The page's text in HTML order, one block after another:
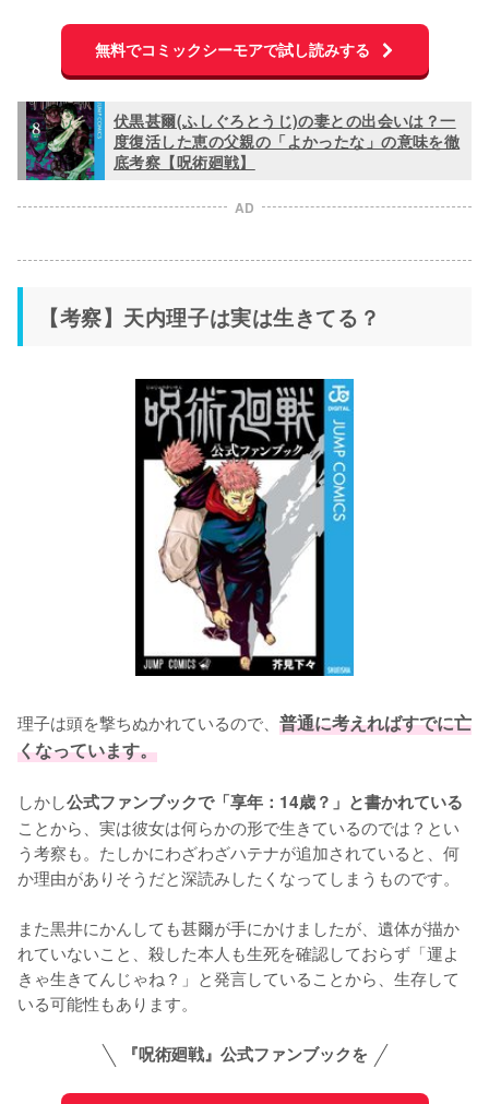
無料でコミックシーモアで試し読みする
伏黒甚爾(ふしぐろとうじ)の妻との出会いは？一
度復活した恵の父親の「よかったな」の意味を徹
底考察【呪術廻戦】
AD
【考察】天内理子は実は生きてる？
理子は頭を撃ちぬかれているので、 普通に考えればすでに亡
くなっています。
しかし公式ファンブックで「享年：14歳？」と書かれている
ことから、実は彼女は何らかの形で生きているのでは？とい
う考察も。たしかにわざわざハテナが追加されていると、何
か理由がありそうだと深読みしたくなってしまうものです。
また黒井にかんしても甚爾が手にかけましたが、遺体が描か
れていないこと、殺した本人も生死を確認しておらず「運よ
きゃ生きてんじゃね？」と発言していることから、生存して
いる可能性もあります。
『呪術廻戦』公式ファンブックを